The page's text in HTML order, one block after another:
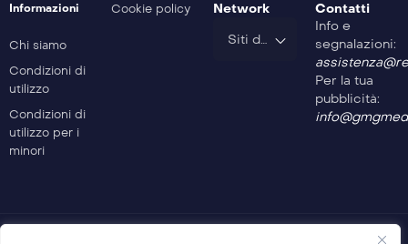
Motori A 360 Gradi – 33^ Puntata
Informazioni
Chi siamo
Condizioni di
utilizzo
Condizioni di
utilizzo per i
minori
Cookie policy
Network
Siti del Gruppo
Contatti
Info e
segnalazioni:
Per la tua
pubblicità: